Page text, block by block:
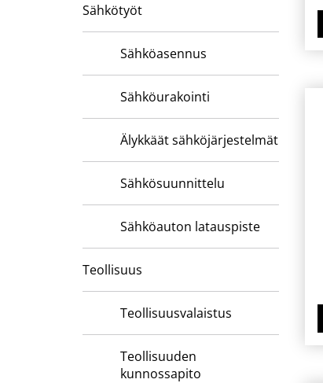
Sähkötyöt
Sähköasennus
Sähköurakointi
Älykkäät sähköjärjestelmät
Sähkösuunnittelu
Sähköauton latauspiste
Teollisuus
Teollisuusvalaistus
Teollisuuden
kunnossapito